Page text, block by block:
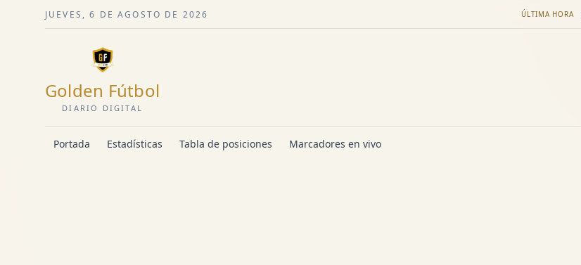
JUEVES, 6 DE AGOSTO DE 2026 ÚLTIMA HORA
Golden Fútbol
DIARIO DIGITAL
Portada Estadísticas Tabla de posiciones Marcadores en vivo